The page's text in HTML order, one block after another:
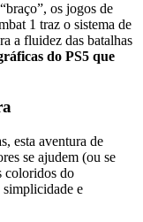
os jogos de
1 traz o sistema de
a fluidez das batalhas
do PS5 que
esta aventura de
se ajudem (ou se
coloridos do
e